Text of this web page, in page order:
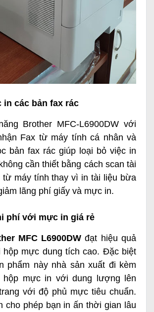
in các bản fax rác
Brother MFC-L6900DW với
Fax từ máy tính cá nhân và
bản fax rác giúp loại bỏ việc in
cần thiết bằng cách scan tài
từ máy tính thay vì in tài liệu bừa
lãng phí giấy và mực in.
phí với mực in giá rẻ
MFC L6900DW đạt hiệu quả
hộp mực dung tích cao. Đặc biệt
phẩm này nhà sản xuất đi kèm
hộp mực in với dung lượng lên
với độ phủ mực tiêu chuẩn.
cho phép bạn in ấn thời gian lâu